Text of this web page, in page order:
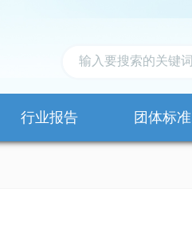
行业报告 团体标准